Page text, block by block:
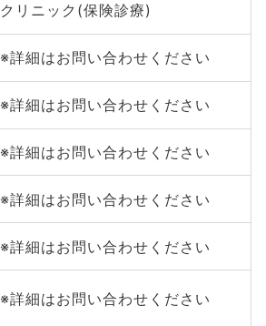
クリニック(保険診療)
※詳細はお問い合わせください
※詳細はお問い合わせください
※詳細はお問い合わせください
※詳細はお問い合わせください
※詳細はお問い合わせください
※詳細はお問い合わせください